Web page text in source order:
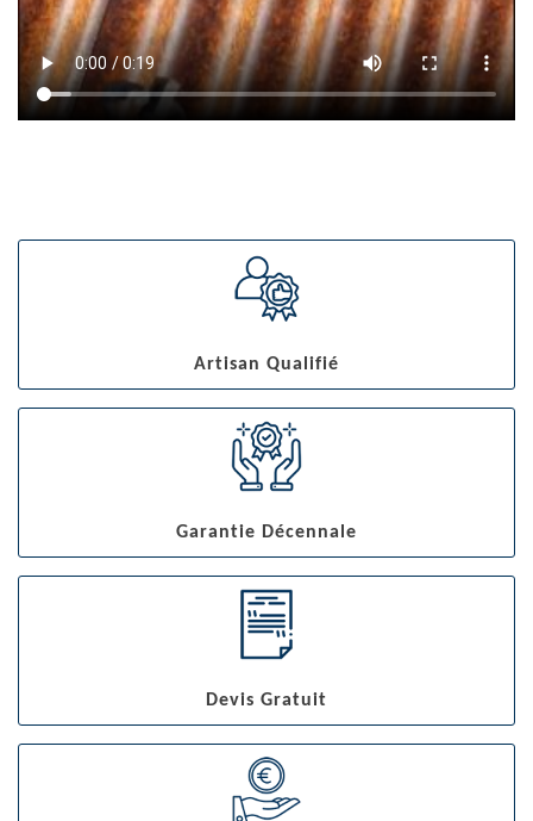
Artisan Qualifié
Garantie Décennale
Devis Gratuit